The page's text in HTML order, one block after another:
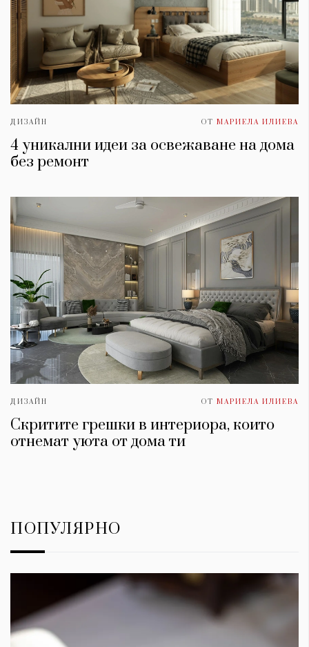
ДИЗАЙН ОТ МАРИЕЛА ИЛИЕВА
4 уникални идеи за освежаване на дома
без ремонт
ДИЗАЙН ОТ МАРИЕЛА ИЛИЕВА
Скритите грешки в интериора, които
отнемат уюта от дома ти
ПОПУЛЯРНО